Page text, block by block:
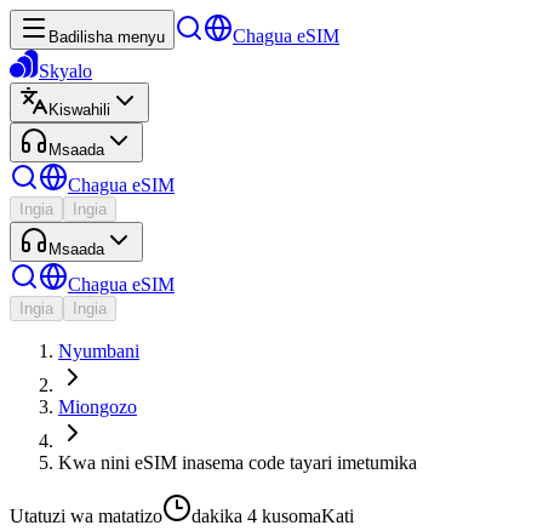
Badilisha menyu
Chagua eSIM
Skyalo
Kiswahili
Msaada
Chagua eSIM
Ingia Ingia
Msaada
Chagua eSIM
Ingia Ingia
Nyumbani
Miongozo
Kwa nini eSIM inasema code tayari imetumika
Utatuzi wa matatizo dakika 4 kusomaKati